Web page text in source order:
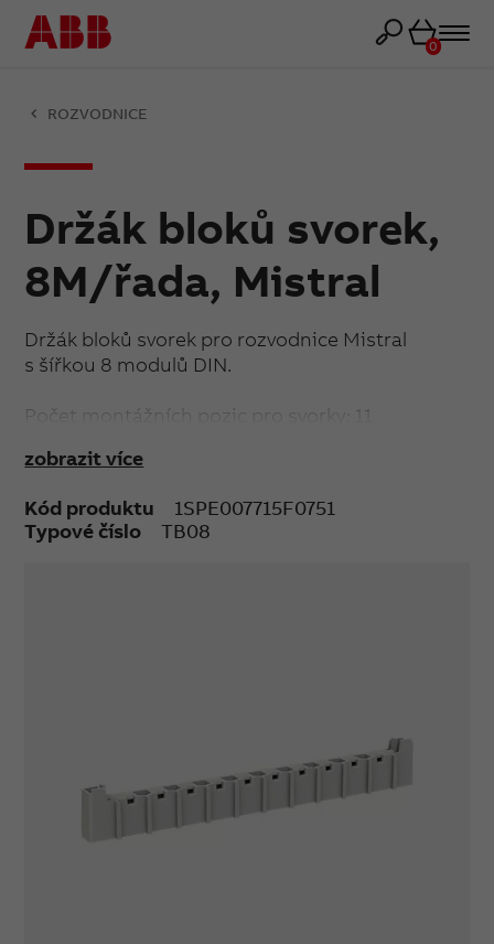
Košík
0
ROZVODNICE
Držák bloků svorek,
8M/řada, Mistral
Držák bloků svorek pro rozvodnice Mistral
s šířkou 8 modulů DIN.
Počet montážních pozic pro svorky: 11
Pro více informací:
zobrazit více
Kód produktu
1SPE007715F0751
Typové číslo
TB08